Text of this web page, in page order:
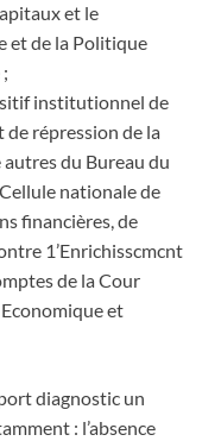
et le
et de la Politique
institutionnel de
répression de la
du Bureau du
nationale de
financières, de
1’Enrichisscmcnt
de la Cour
et
diagnostic un
: l’absence